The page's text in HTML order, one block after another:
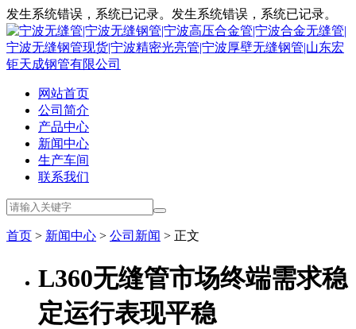
发生系统错误，系统已记录。发生系统错误，系统已记录。
网站首页
公司简介
产品中心
新闻中心
生产车间
联系我们
首页 > 新闻中心 > 公司新闻 > 正文
L360无缝管市场终端需求稳
定运行表现平稳